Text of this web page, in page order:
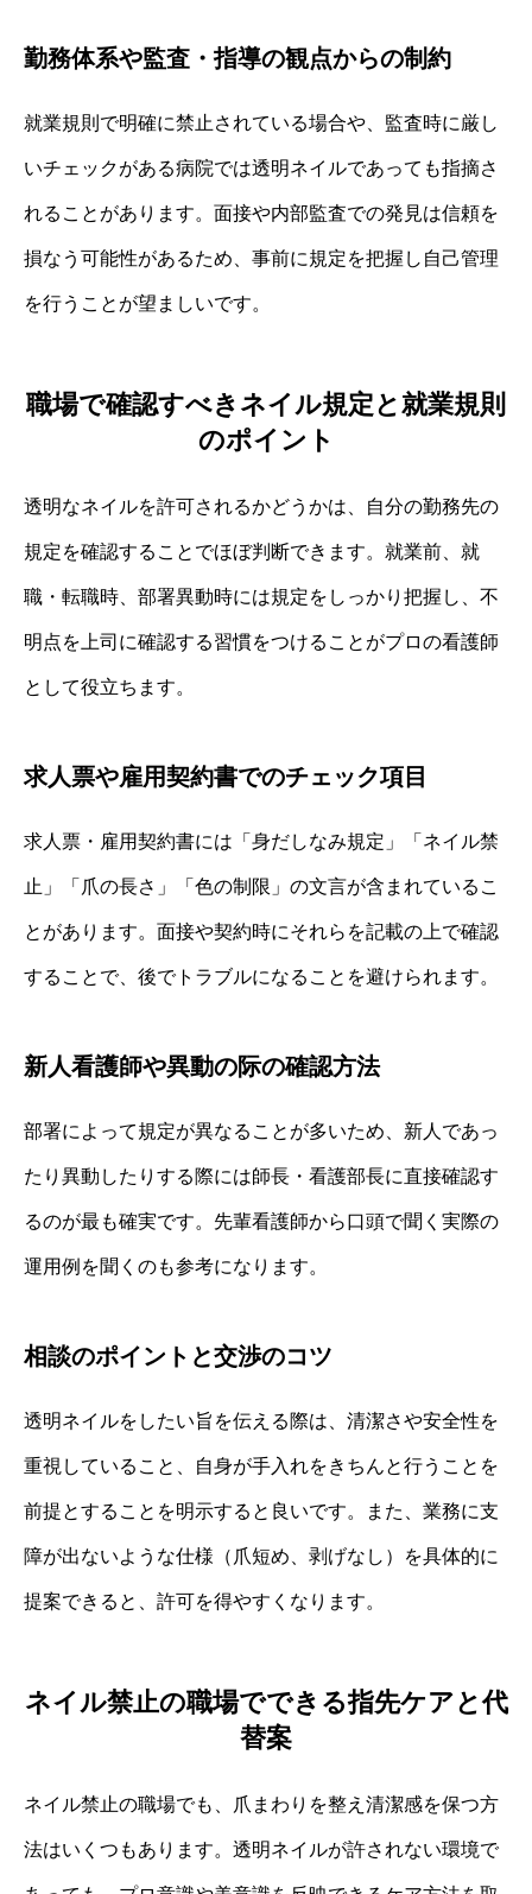
勤務体系や監査・指導の観点からの制約
就業規則で明確に禁止されている場合や、監査時に厳し
いチェックがある病院では透明ネイルであっても指摘さ
れることがあります。面接や内部監査での発見は信頼を
損なう可能性があるため、事前に規定を把握し自己管理
を行うことが望ましいです。
職場で確認すべきネイル規定と就業規則
のポイント
透明なネイルを許可されるかどうかは、自分の勤務先の
規定を確認することでほぼ判断できます。就業前、就
職・転職時、部署異動時には規定をしっかり把握し、不
明点を上司に確認する習慣をつけることがプロの看護師
として役立ちます。
求人票や雇用契約書でのチェック項目
求人票・雇用契約書には「身だしなみ規定」「ネイル禁
止」「爪の長さ」「色の制限」の文言が含まれているこ
とがあります。面接や契約時にそれらを記載の上で確認
することで、後でトラブルになることを避けられます。
新人看護師や異動の际の確認方法
部署によって規定が異なることが多いため、新人であっ
たり異動したりする際には師長・看護部長に直接確認す
るのが最も確実です。先輩看護師から口頭で聞く実際の
運用例を聞くのも参考になります。
相談のポイントと交渉のコツ
透明ネイルをしたい旨を伝える際は、清潔さや安全性を
重視していること、自身が手入れをきちんと行うことを
前提とすることを明示すると良いです。また、業務に支
障が出ないような仕様（爪短め、剥げなし）を具体的に
提案できると、許可を得やすくなります。
ネイル禁止の職場でできる指先ケアと代
替案
ネイル禁止の職場でも、爪まわりを整え清潔感を保つ方
法はいくつもあります。透明ネイルが許されない環境で